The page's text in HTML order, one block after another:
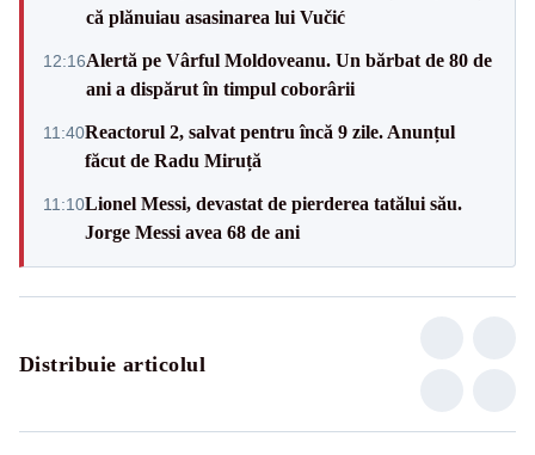
că plănuiau asasinarea lui Vučić
12:16Alertă pe Vârful Moldoveanu. Un bărbat de 80 de
ani a dispărut în timpul coborârii
11:40Reactorul 2, salvat pentru încă 9 zile. Anunțul
făcut de Radu Miruță
11:10Lionel Messi, devastat de pierderea tatălui său.
Jorge Messi avea 68 de ani
Distribuie articolul